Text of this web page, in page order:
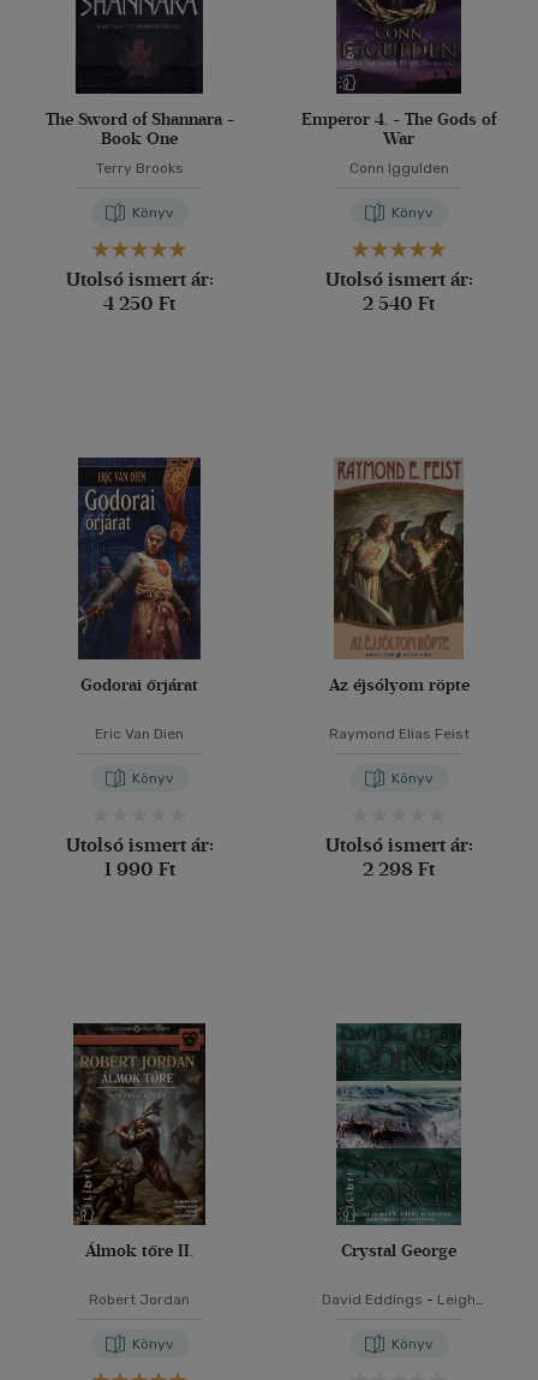
The Sword of Shannara -
Book One
Terry Brooks
Könyv
Utolsó ismert ár:
4 250 Ft
Emperor 4. - The Gods of
War
Conn Iggulden
Könyv
Utolsó ismert ár:
2 540 Ft
Godorai őrjárat
Eric Van Dien
Könyv
Utolsó ismert ár:
1 990 Ft
Az éjsólyom röpte
Raymond Elias Feist
Könyv
Utolsó ismert ár:
2 298 Ft
Álmok tőre II.
Robert Jordan
Könyv
Crystal George
David Eddings - Leigh
Könyv